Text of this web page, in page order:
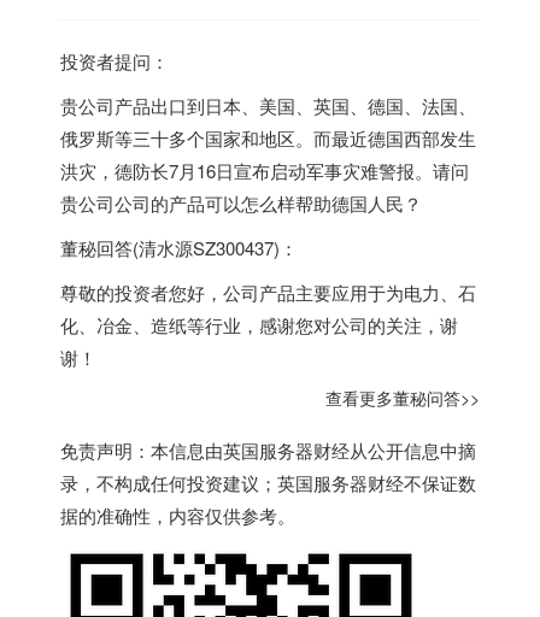
投资者提问：
贵公司产品出口到日本、美国、 英国 、德国、法国、
俄罗斯等三十多个国家和地区。而最近德国西部发生
洪灾，德防长7月16日宣布启动军事灾难警报。请问
贵公司公司的产品可以怎么样帮助德国人民？
董秘回答(清水源SZ300437)：
尊敬的投资者您好，公司产品主要应用于为电力、石
化、冶金、造纸等行业，感谢您对公司的关注，谢
谢！
查看更多董秘问答>>
免责声明：本信息由英国服务器财经从公开信息中摘
录，不构成任何投资建议； 英国服务器财经不保证数
据的准确性，内容仅供参考。